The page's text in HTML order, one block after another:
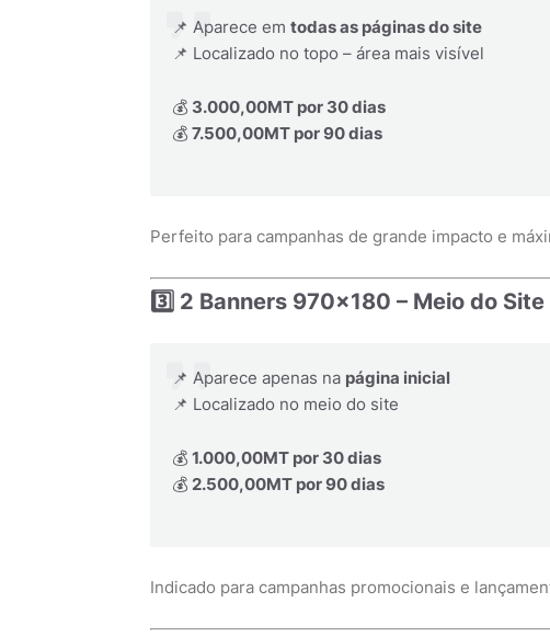
📌 Aparece em todas as páginas do site
📌 Localizado no topo – área mais visível
💰 3.000,00MT por 30 dias
💰 7.500,00MT por 90 dias
Perfeito para campanhas de grande impacto e
3️⃣ 2 Banners 970x180 – Meio do Site
📌 Aparece apenas na página inicial
📌 Localizado no meio do site
💰 1.000,00MT por 30 dias
💰 2.500,00MT por 90 dias
Indicado para campanhas promocionais e